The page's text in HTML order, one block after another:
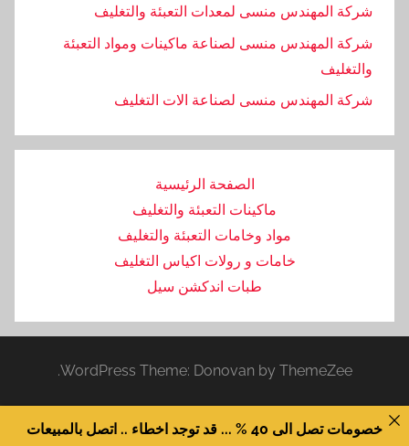
شركة المهندس منسى لمعدات التعبئة والتغليف
شركة المهندس منسى لصناعة ماكينات ومواد التعبئة
والتغليف
‏شركة المهندس منسى لصناعة الات التغليف
الصفحة الرئيسية
ماكينات التعبئة والتغليف
مواد وخامات التعبئة والتغليف
خامات و رولات اكياس التغليف
طبات اندكشن سيل
WordPress Theme: Donovan by ThemeZee.
خصومات تصل الى 40 % ... قد توجد اخطاء .. اتصل بالمبيعات